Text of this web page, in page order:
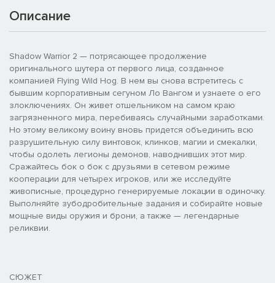
Описание
Shadow Warrior 2 — потрясающее продолжение
оригинального шутера от первого лица, созданное
компанией Flying Wild Hog. В нем вы снова встретитесь с
бывшим корпоративным сегуном Ло Вангом и узнаете о его
злоключениях. Он живет отшельником на самом краю
загрязненного мира, перебиваясь случайными заработками.
Но этому великому воину вновь придется объединить всю
разрушительную силу винтовок, клинков, магии и смекалки,
чтобы одолеть легионы демонов, наводнивших этот мир.
Сражайтесь бок о бок с друзьями в сетевом режиме
кооперации для четырех игроков, или же исследуйте
живописные, процедурно генерируемые локации в одиночку.
Выполняйте зубодробительные задания и собирайте новые
мощные виды оружия и брони, а также — легендарные
реликвии.
СЮЖЕТ